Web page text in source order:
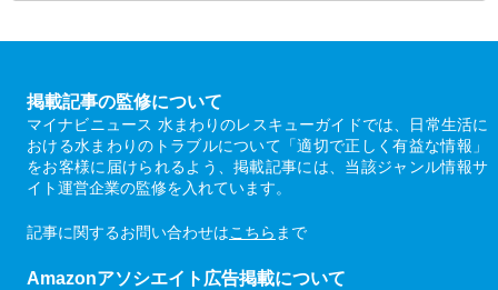
掲載記事の監修について
マイナビニュース 水まわりのレスキューガイドでは、日常生活に
おける水まわりのトラブルについて「適切で正しく有益な情報」
をお客様に届けられるよう、掲載記事には、当該ジャンル情報サ
イト運営企業の監修を入れています。
記事に関するお問い合わせはこちら まで
Amazonアソシエイト広告掲載について